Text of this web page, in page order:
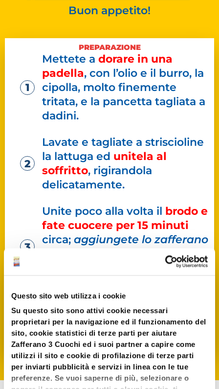
Questo sito web utilizza i cookie
Su questo sito sono attivi cookie necessari
proprietari per la navigazione ed il funzionamento del
sito, cookie statistici di terze parti per aiutare
Zafferano 3 Cuochi ed i suoi partner a capire come
utilizzi il sito e cookie di profilazione di terze parti
per inviarti pubblicità e servizi in linea con le tue
preferenze. Se vuoi saperne di più, selezionare o
Buon appetito!
PREPARAZIONE
Mettete a dorare in una
padella, con l’olio e il burro, la
cipolla, molto finemente
tritata, e la pancetta tagliata a
dadini.
Lavate e tagliate a striscioline
la lattuga ed unitela al
soffritto, rigirandola
delicatamente.
Unite poco alla volta il brodo e
fate cuocere per 15 minuti
circa; aggiungete lo zafferano
e la farina bianca setacciata e
altri 5
Togliete dal fuocoe servite
ben calda.